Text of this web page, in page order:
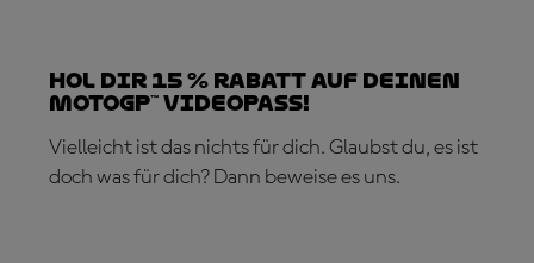
Hol dir 15 % Rabatt auf deinen
MotoGP™ VideoPass!
Vielleicht ist das nichts für dich. Glaubst du, es ist
doch was für dich? Dann beweise es uns.